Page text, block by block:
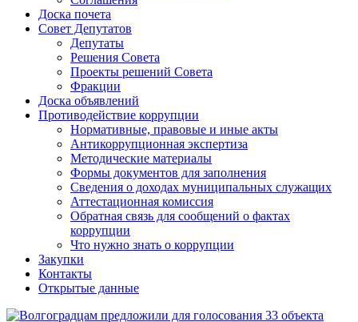
Доска почета
Совет Депутатов
Депутаты
Решения Совета
Проекты решений Совета
Фракции
Доска объявлений
Противодействие коррупции
Нормативные, правовые и иные акты
Антикоррупционная экспертиза
Методические материалы
Формы документов для заполнения
Сведения о доходах муниципальных служащих
Аттестационная комиссия
Обратная связь для сообщений о фактах
коррупции
Что нужно знать о коррупции
Закупки
Контакты
Открытые данные